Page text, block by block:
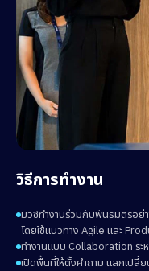
วิธีการทำงาน
มิวซ์ทำงานร่วมกับพันธมิตรอย่
โดยใช้แนวทาง Agile และ
ทำงานแบบ Collaboration ระ
เปิดพื้นที่ให้ตั้งคำถาม แลกเปลี่ย